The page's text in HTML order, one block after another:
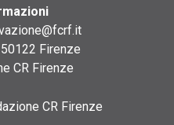
Firenze
CR Firenze
CR Firenze